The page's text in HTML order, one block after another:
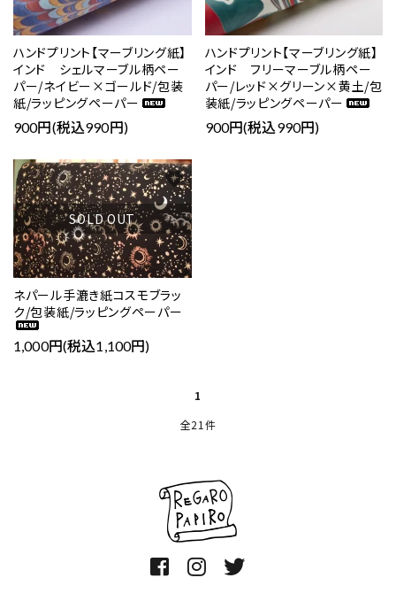
ハンドプリント【マーブリング紙】
インド シェルマーブル柄ペー
パー/ネイビー×ゴールド/包装
紙/ラッピングペーパー
900円(税込990円)
ハンドプリント【マーブリング紙】
インド フリーマーブル柄ペー
パー/レッド×グリーン×黄土/包
装紙/ラッピングペーパー
900円(税込990円)
SOLD OUT
ネパール手漉き紙コスモブラッ
ク/包装紙/ラッピングペーパー
1,000円(税込1,100円)
favorite
1
全21件